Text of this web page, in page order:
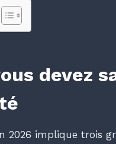
devez
2026 implique trois